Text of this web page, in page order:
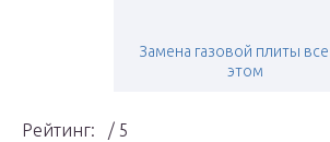
Замена газовой плиты
этом
Рейтинг: / 5